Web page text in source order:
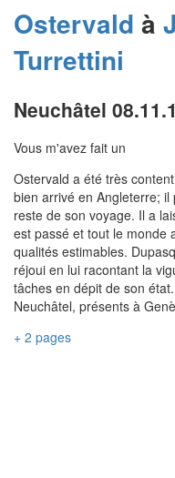
Ostervald à
Turrettini
Neuchâtel
Vous m'avez fait un
Ostervald a été très
bien arrivé en Angleterre;
reste de son voyage. Il a
est passé et tout le
qualités estimables.
réjoui en lui racontant la
tâches en dépit de son
Neuchâtel, présents à
+ 2 pages